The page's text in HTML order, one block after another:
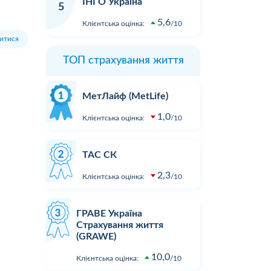
Зателефонував, сказав, що хочу
На що отримав відповідь - "Вам
як передзвонюють. Навіщо там
менеджери сидять.?...
Детальніше
5
Клієнтська оцінка: 5,6 10
ТОП страхування життя
МетЛайф (MetLife)
Клієнтська оцінка: 1,0 10
ТАС СК
Клієнтська оцінка: 2,3 10
ГРАВЕ Україна
Страхування життя
(GRAWE)
Клієнтська оцінка: 10,0 10